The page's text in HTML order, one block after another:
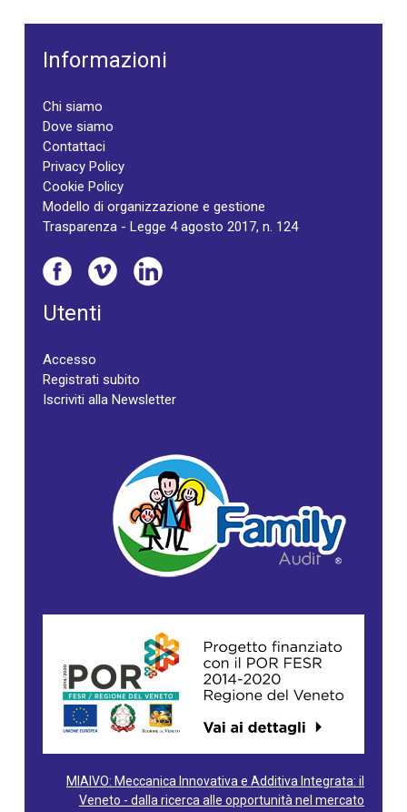
Informazioni
Chi siamo
Dove siamo
Contattaci
Privacy Policy
Cookie Policy
Modello di organizzazione e gestione
Trasparenza - Legge 4 agosto 2017, n. 124
Utenti
Accesso
Registrati subito
Iscriviti alla Newsletter
MIAIVO: Meccanica Innovativa e Additiva Integrata: il
Veneto - dalla ricerca alle opportunità nel mercato